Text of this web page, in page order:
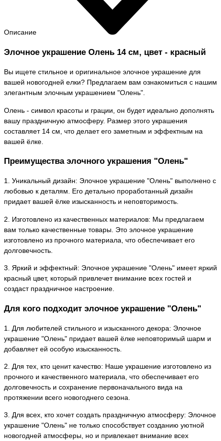
Описание
Элочное украшение Олень 14 см, цвет - красный
Вы ищете стильное и оригинальное элочное украшение для
вашей новогодней елки? Предлагаем вам ознакомиться с нашим
элегантным элочным украшением "Олень".
Олень - символ красоты и грации, он будет идеально дополнять
вашу праздничную атмосферу. Размер этого украшения
составляет 14 см, что делает его заметным и эффектным на
вашей ёлке.
Преимущества элочного украшения "Олень"
1. Уникальный дизайн: Элочное украшение "Олень" выполнено с
любовью к деталям. Его детально проработанный дизайн
придает вашей ёлке изысканность и неповторимость.
2. Изготовлено из качественных материалов: Мы предлагаем
вам только качественные товары. Это элочное украшение
изготовлено из прочного материала, что обеспечивает его
долговечность.
3. Яркий и эффектный: Элочное украшение "Олень" имеет яркий
красный цвет, который привлечет внимание всех гостей и
создаст праздничное настроение.
Для кого подходит элочное украшение "Олень"
1. Для любителей стильного и изысканного декора: Элочное
украшение "Олень" придает вашей ёлке неповторимый шарм и
добавляет ей особую изысканность.
2. Для тех, кто ценит качество: Наше украшение изготовлено из
прочного и качественного материала, что обеспечивает его
долговечность и сохранение первоначального вида на
протяжении всего новогоднего сезона.
3. Для всех, кто хочет создать праздничную атмосферу: Элочное
украшение "Олень" не только способствует созданию уютной
новогодней атмосферы, но и привлекает внимание всех